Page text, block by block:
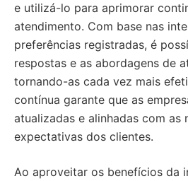
e utilizá-lo para aprimorar
atendimento. Com base nas
preferências registradas, é
respostas e as abordagens de
tornando-as cada vez mais
contínua garante que as
atualizadas e alinhadas com as
expectativas dos clientes.
Ao aproveitar os benefícios da